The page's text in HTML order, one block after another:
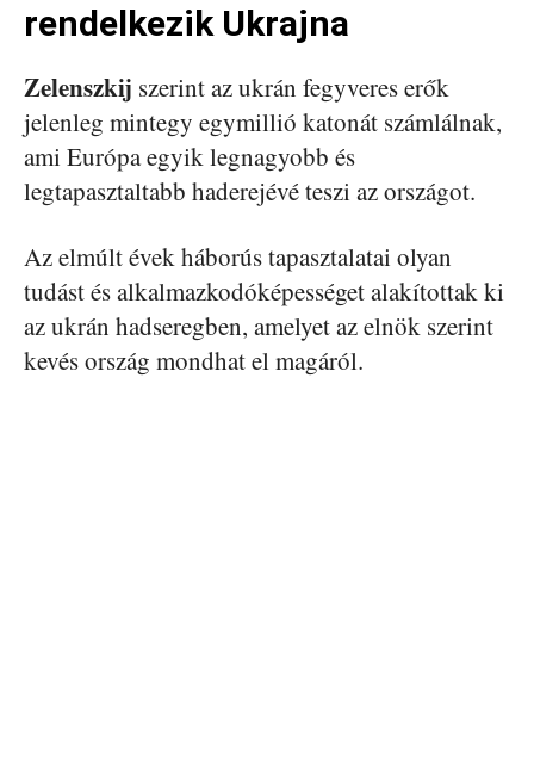
rendelkezik Ukrajna
Zelenszkij szerint az ukrán fegyveres erők
jelenleg mintegy egymillió katonát számlálnak,
ami Európa egyik legnagyobb és
legtapasztaltabb haderejévé teszi az országot.
Az elmúlt évek háborús tapasztalatai olyan
tudást és alkalmazkodóképességet alakítottak ki
az ukrán hadseregben, amelyet az elnök szerint
kevés ország mondhat el magáról.